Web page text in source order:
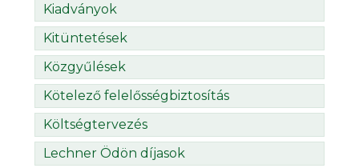
Kiadványok
Kitüntetések
Közgyűlések
Kötelező felelősségbiztosítás
Költségtervezés
Lechner Ödön díjasok